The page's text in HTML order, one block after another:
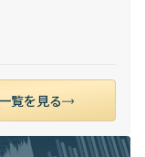
覧を見る